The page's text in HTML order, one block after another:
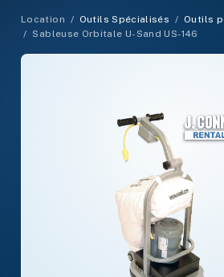
Location / Outils Spécialisés / Outils
/ Sableuse Orbitale U-Sand US-146